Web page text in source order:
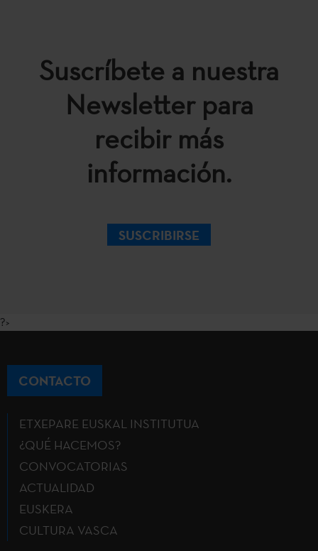
Suscríbete a nuestra
Newsletter para
recibir más
información.
SUSCRIBIRSE
?>
CONTACTO
ETXEPARE EUSKAL INSTITUTUA
¿QUÉ HACEMOS?
CONVOCATORIAS
ACTUALIDAD
EUSKERA
CULTURA VASCA